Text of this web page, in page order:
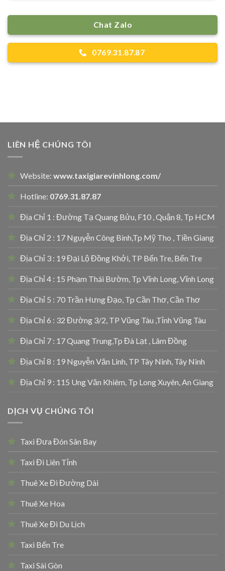
Chat Zalo
0769.31.87.87
LIÊN HỆ CHÚNG TÔI
Website: www.taxigiarevinhlong.com/
Hotline: 0769.31.87.87
Địa Chỉ 1 : Đường Tạ Quang Bửu, F10 , Quận 8, Tp HCM
Địa Chỉ 2 : 17 Nguyễn Công Bình,Tp Mỹ Tho , Tiền Giang
Địa Chỉ 3 : 19 Đại Lộ Đồng Khởi, TP Bến Tre, Bến Tre
Địa Chỉ 4 : 15 Phạm Thái Bườm, Tp Vĩnh Long, Vĩnh Long
Địa Chỉ 5 : 70 Trần Hưng Đạo, Tp Cần Thơ, Cần Thơ
Địa Chỉ 6 : 32 Đường 3/2, TP Vũng Tàu ,Tỉnh Vũng Tàu
Địa Chỉ 7 : 17 Quang Trung,Tp Đà Lạt , Lâm Đồng
Địa Chỉ 8 : 19 Nguyễn Văn Linh, TP Tây Ninh, Tây Ninh
Địa Chỉ 9 : 115 Ung Văn Khiêm, Tp Long Xuyên, An Giang
DỊCH VỤ CHÚNG TÔI
Taxi Đưa Đón Sân Bay
Taxi Đi Liên Tỉnh
Thuê Xe Đi Đường Dài
Thuê Xe Hoa
Thuê Xe Đi Du Lịch
Taxi Bến Tre
Taxi Sài Gòn